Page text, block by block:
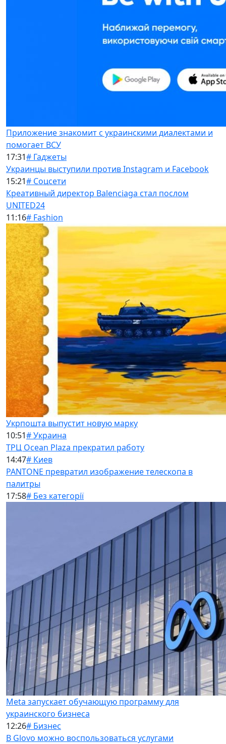
Приложение знакомит с украинскими диалектами и
помогает ВСУ
17:31# Гаджеты
Украинцы выступили против Instagram и Facebook
15:21# Соцсети
Креативный директор Balenciaga стал послом
UNITED24
11:16# Fashion
Укрпошта выпустит новую марку
10:51# Украина
ТРЦ Ocean Plaza прекратил работу
14:47# Киев
PANTONE превратил изображение телескопа в
палитры
17:58# Без категорії
Meta запускает обучающую программу для
украинского бизнеса
12:26# Бизнес
В Glovo можно воспользоваться услугами